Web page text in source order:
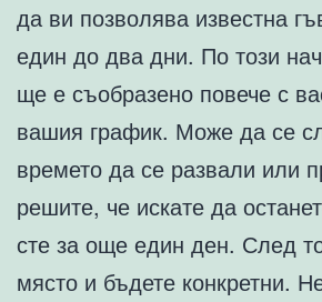
да ви позволява известна
един до два дни. По този
ще е съобразено повече с
вашия график. Може да се
времето да се развали или
решите, че искате да
сте за още един ден. След
място и бъдете конкретни.